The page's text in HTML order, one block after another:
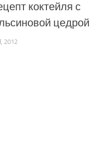
коктейля с
цедрой
2012